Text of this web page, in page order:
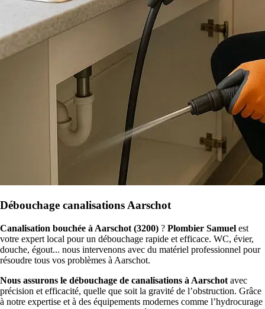
Débouchage canalisations Aarschot
Canalisation bouchée à Aarschot (3200) ? Plombier Samuel est
votre expert local pour un débouchage rapide et efficace. WC, évier,
douche, égout... nous intervenons avec du matériel professionnel pour
résoudre tous vos problèmes à Aarschot.
Nous assurons le débouchage de canalisations à Aarschot avec
précision et efficacité, quelle que soit la gravité de l’obstruction. Grâce
à notre expertise et à des équipements modernes comme l’hydrocurage